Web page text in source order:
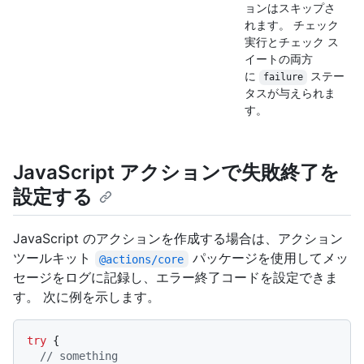
ョンはスキップさ
れます。 チェック
実行とチェック ス
イートの両方
に
failure
ステー
タスが与えられま
す。
JavaScript アクションで失敗終了を
設定する
JavaScript のアクションを作成する場合は、アクション
ツールキット
@actions/core
パッケージを使用してメッ
セージをログに記録し、エラー終了コードを設定できま
す。 次に例を示します。
try {
// something